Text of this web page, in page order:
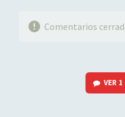
Comentarios
VER 1